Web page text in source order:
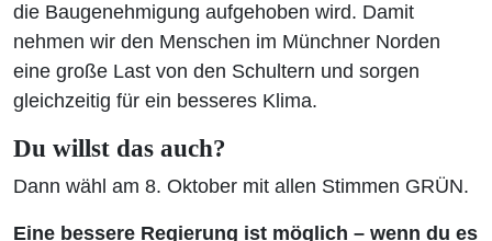
die Baugenehmigung aufgehoben wird. Damit
nehmen wir den Menschen im Münchner Norden
eine große Last von den Schultern und sorgen
gleichzeitig für ein besseres Klima.
Du willst das auch?
Dann wähl am 8. Oktober mit allen Stimmen GRÜN.
Eine bessere Regierung ist möglich – wenn du es